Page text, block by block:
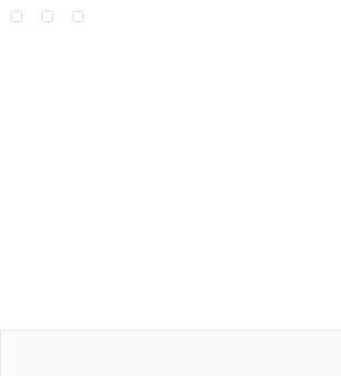
Slide 2 of 3.